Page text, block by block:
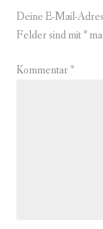
Deine E-Mail-
Felder sind mit*
Kommentar*